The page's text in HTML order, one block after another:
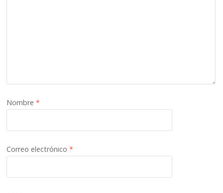
Nombre*
Correo electrónico*